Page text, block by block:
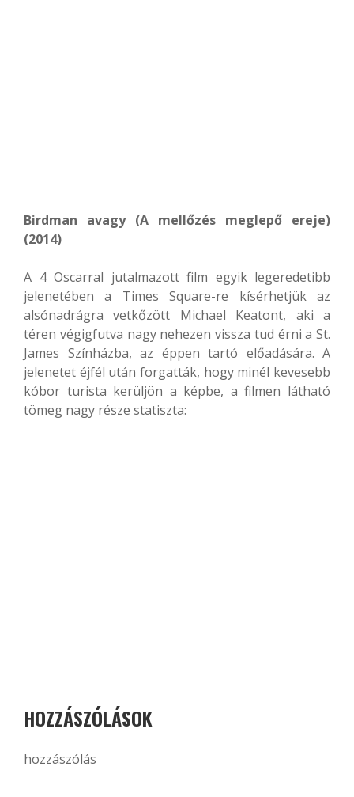
Birdman avagy (A mellőzés meglepő ereje)
(2014)
A 4 Oscarral jutalmazott film egyik legeredetibb
jelenetében a Times Square-re kísérhetjük az
alsónadrágra vetkőzött Michael Keatont, aki a
téren végigfutva nagy nehezen vissza tud érni a St.
James Színházba, az éppen tartó előadására. A
jelenetet éjfél után forgatták, hogy minél kevesebb
kóbor turista kerüljön a képbe, a filmen látható
tömeg nagy része statiszta:
HOZZÁSZÓLÁSOK
hozzászólás